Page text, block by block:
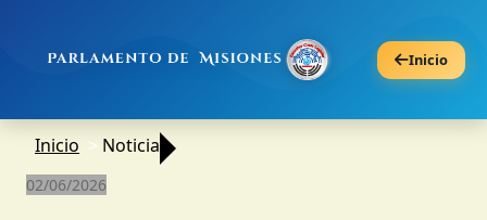
Inicio
Inicio Noticia
02/06/2026